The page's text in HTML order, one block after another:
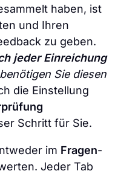
haben, ist
und Ihren
zu geben.
jeder Einreichung
Sie diesen
die Einstellung
Schritt für Sie.
im Fragen-
Jeder Tab